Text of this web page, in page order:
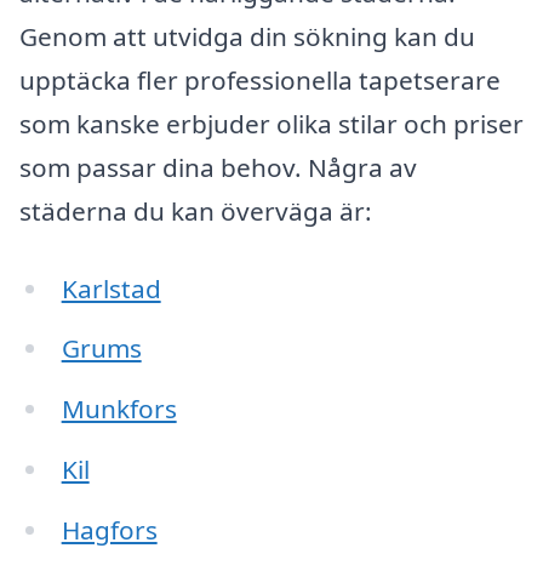
Genom att utvidga din sökning kan du
upptäcka fler professionella tapetserare
som kanske erbjuder olika stilar och priser
som passar dina behov. Några av
städerna du kan överväga är:
Karlstad
Grums
Munkfors
Kil
Hagfors